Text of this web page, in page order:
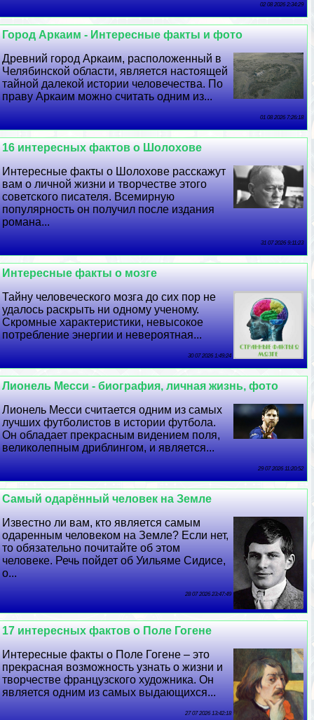
02 08 2026 2:34:29
Город Аркаим - Интересные факты и фото
Древний город Аркаим, расположенный в
Челябинской области, является настоящей
тайной далекой истории человечества. По
праву Аркаим можно считать одним из...
01 08 2026 7:26:18
16 интересных фактов о Шолохове
Интересные факты о Шолохове расскажут
вам о личной жизни и творчестве этого
советского писателя. Всемирную
популярность он получил после издания
романа...
31 07 2026 9:11:23
Интересные факты о мозге
Тайну человеческого мозга до сих пор не
удалось раскрыть ни одному ученому.
Скромные хаpaктеристики, невысокое
потрeбление энергии и невероятная...
30 07 2026 1:49:24
Лионель Месси - биография, личная жизнь, фото
Лионель Месси считается одним из самых
лучших футболистов в истории футбола.
Он обладает прекрасным видением поля,
великолепным дриблингом, и является...
29 07 2026 11:20:52
Самый одарённый человек на Земле
Известно ли вам, кто является самым
одаренным человеком на Земле? Если нет,
то обязательно почитайте об этом
человеке. Речь пойдет об Уильяме Сидисе,
о...
28 07 2026 23:47:49
17 интересных фактов о Поле Гогене
Интересные факты о Поле Гогене – это
прекрасная возможность узнать о жизни и
творчестве французского художника. Он
является одним из самых выдающихся...
27 07 2026 13:42:18